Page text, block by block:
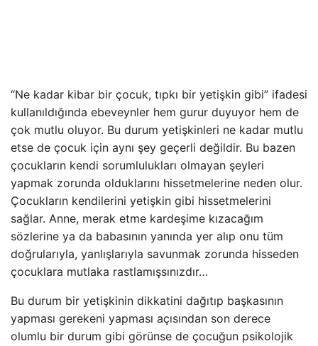
“Ne kadar kibar bir çocuk, tıpkı bir yetişkin gibi” ifadesi
kullanıldığında ebeveynler hem gurur duyuyor hem de
çok mutlu oluyor. Bu durum yetişkinleri ne kadar mutlu
etse de çocuk için aynı şey geçerli değildir. Bu bazen
çocukların kendi sorumlulukları olmayan şeyleri
yapmak zorunda olduklarını hissetmelerine neden olur.
Çocukların kendilerini yetişkin gibi hissetmelerini
sağlar. Anne, merak etme kardeşime kızacağım
sözlerine ya da babasının yanında yer alıp onu tüm
doğrularıyla, yanlışlarıyla savunmak zorunda hisseden
çocuklara mutlaka rastlamışsınızdır…
Bu durum bir yetişkinin dikkatini dağıtıp başkasının
yapması gerekeni yapması açısından son derece
olumlu bir durum gibi görünse de çocuğun psikolojik